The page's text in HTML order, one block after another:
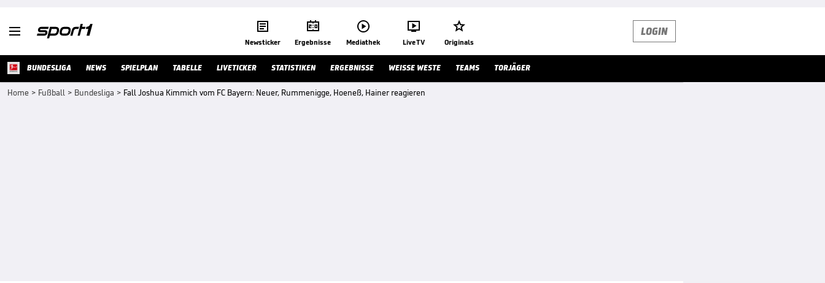
 
Newsticker

Ergebnisse

Mediathek

Live TV

Originals
LOGIN
BUNDESLIGA NEWS SPIELPLAN TABELLE LIVETICKER STATISTIKEN ERGEBNISSE WEISSE WESTE TEAMS TORJÄGER
Home > Fußball > Bundesliga > Fall Joshua Kimmich vom FC Bayern: Neuer, Rummenigge, Hoeneß, Hainer reagieren